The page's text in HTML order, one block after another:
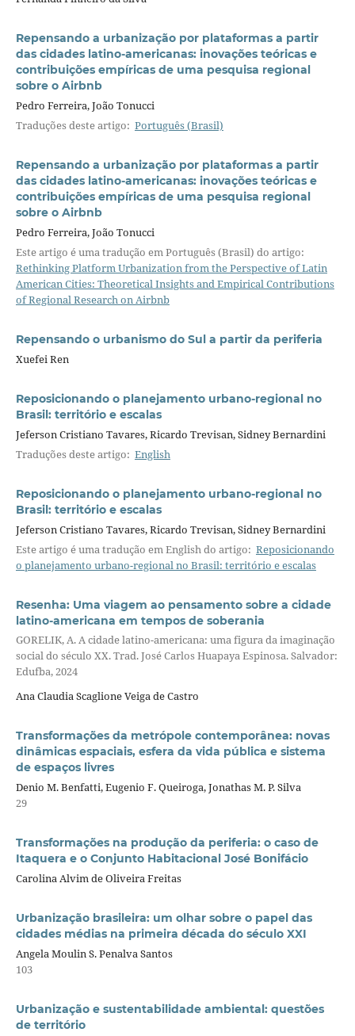
Repensando a urbanização por plataformas a partir
das cidades latino-americanas: inovações teóricas e
contribuições empíricas de uma pesquisa regional
sobre o Airbnb
Pedro Ferreira, João Tonucci
Traduções deste artigo: Português (Brasil)
Repensando a urbanização por plataformas a partir
das cidades latino-americanas: inovações teóricas e
contribuições empíricas de uma pesquisa regional
sobre o Airbnb
Pedro Ferreira, João Tonucci
Este artigo é uma tradução em Português (Brasil) do artigo:
Rethinking Platform Urbanization from the Perspective of Latin
American Cities: Theoretical Insights and Empirical Contributions
of Regional Research on Airbnb
Repensando o urbanismo do Sul a partir da periferia
Xuefei Ren
Reposicionando o planejamento urbano-regional no
Brasil: território e escalas
Jeferson Cristiano Tavares, Ricardo Trevisan, Sidney Bernardini
Traduções deste artigo: English
Reposicionando o planejamento urbano-regional no
Brasil: território e escalas
Jeferson Cristiano Tavares, Ricardo Trevisan, Sidney Bernardini
Este artigo é uma tradução em English do artigo: Reposicionando
o planejamento urbano-regional no Brasil: território e escalas
Resenha: Uma viagem ao pensamento sobre a cidade
latino-americana em tempos de soberania
GORELIK, A. A cidade latino-americana: uma figura da imaginação
social do século XX. Trad. José Carlos Huapaya Espinosa. Salvador:
Edufba, 2024
Ana Claudia Scaglione Veiga de Castro
Transformações da metrópole contemporânea: novas
dinâmicas espaciais, esfera da vida pública e sistema
de espaços livres
Denio M. Benfatti, Eugenio F. Queiroga, Jonathas M. P. Silva
29
Transformações na produção da periferia: o caso de
Itaquera e o Conjunto Habitacional José Bonifácio
Carolina Alvim de Oliveira Freitas
Urbanização brasileira: um olhar sobre o papel das
cidades médias na primeira década do século XXI
Angela Moulin S. Penalva Santos
103
Urbanização e sustentabilidade ambiental: questões
de território